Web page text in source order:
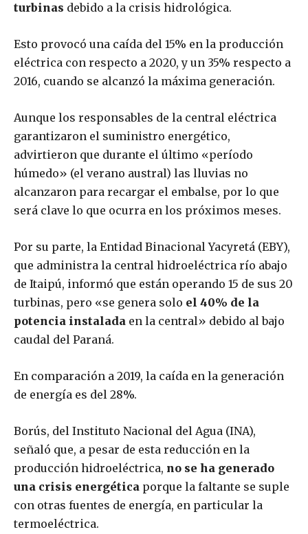
turbinas debido a la crisis hidrológica.
Esto provocó una caída del 15% en la producción
eléctrica con respecto a 2020, y un 35% respecto a
2016, cuando se alcanzó la máxima generación.
Aunque los responsables de la central eléctrica
garantizaron el suministro energético,
advirtieron que durante el último «período
húmedo» (el verano austral) las lluvias no
alcanzaron para recargar el embalse, por lo que
será clave lo que ocurra en los próximos meses.
Por su parte, la Entidad Binacional Yacyretá (EBY),
que administra la central hidroeléctrica río abajo
de Itaipú, informó que están operando 15 de sus 20
turbinas, pero «se genera solo el 40% de la
potencia instalada en la central» debido al bajo
caudal del Paraná.
En comparación a 2019, la caída en la generación
de energía es del 28%.
Borús, del Instituto Nacional del Agua (INA),
señaló que, a pesar de esta reducción en la
producción hidroeléctrica, no se ha generado
una crisis energética porque la faltante se suple
con otras fuentes de energía, en particular la
termoeléctrica.